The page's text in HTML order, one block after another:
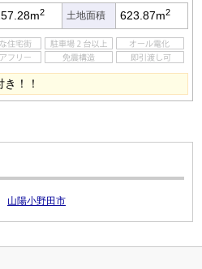
2 土地面積 623.87m2
！！
山陽小野田市